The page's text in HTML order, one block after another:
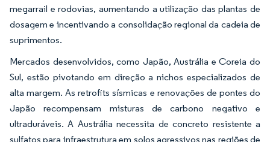
megarrail e rodovias, aumentando a utilização das plantas de
dosagem e incentivando a consolidação regional da cadeia de
suprimentos.
Mercados desenvolvidos, como Japão, Austrália e Coreia do
Sul, estão pivotando em direção a nichos especializados de
alta margem. As retrofits sísmicas e renovações de pontes do
Japão recompensam misturas de carbono negativo e
ultraduráveis. A Austrália necessita de concreto resistente a
sulfatos para infraestrutura em solos agressivos nas regiões de